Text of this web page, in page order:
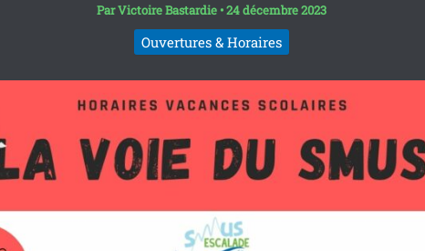
ParVictoire Bastardie •24 décembre 2023
Ouvertures & Horaires